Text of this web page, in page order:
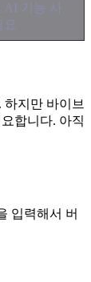
AI 기능 사
요
하지만 바이브
합니다. 아직
입력해서 버